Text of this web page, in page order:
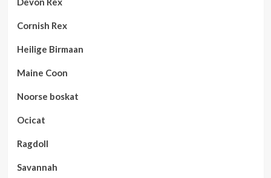
Cornish Rex
Heilige Birmaan
Maine Coon
Noorse boskat
Ocicat
Ragdoll
Savannah